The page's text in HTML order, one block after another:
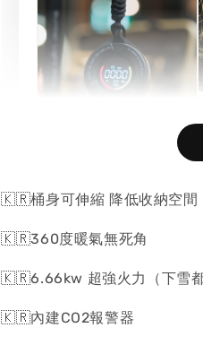
氧化碳偵測警報器
暖爐安全守護者
+
🇰🇷桶身可伸縮 降低收納空間
🇰🇷360度暖氣無死角
🇰🇷6.66kw 超強火力（下雪都
🇰🇷內建CO2報警器